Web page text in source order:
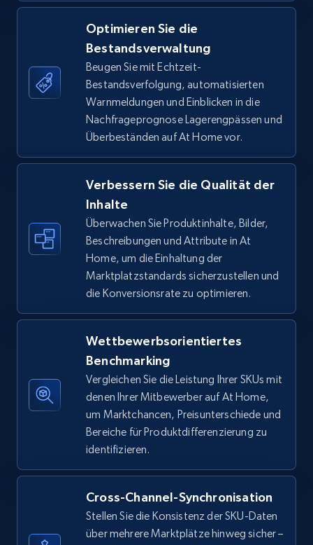
667+ Jetzt anfangen
TikTok Shop - discover records by shop url
URL, Title, Available, Description, Currency, Initial
price, Final price, Discount percent, and more.
Amazon sellers info
Seller id, URL, Seller name, Description, Detailed
info, Stars, Feedbacks, Return policy, and more.
2.5K+ 378+ Jetzt anfangen
eBay
URL, Product id, Title, Seller name, Seller rating,
Seller reviews, Breadcrumbs, Root category, and
2.5K+ 359+ Jetzt anfangen
Optimieren Sie die
Bestandsverwaltung
Beugen Sie mit Echtzeit-
Bestandsverfolgung, automatisierten
Warnmeldungen und Einblicken in die
Nachfrageprognose Lagerengpässen und
Überbeständen auf At Home vor.
Verbessern Sie die Qualität der
Inhalte
Überwachen Sie Produktinhalte, Bilder,
Beschreibungen und Attribute in At
Home, um die Einhaltung der
Marktplatzstandards sicherzustellen und
die Konversionsrate zu optimieren.
Wettbewerbsorientiertes
Benchmarking
Vergleichen Sie die Leistung Ihrer SKUs mit
denen Ihrer Mitbewerber auf At Home,
um Marktchancen, Preisunterschiede und
Bereiche für Produktdifferenzierung zu
identifizieren.
Cross-Channel-Synchronisation
Stellen Sie die Konsistenz der SKU-Daten
über mehrere Marktplätze hinweg sicher –